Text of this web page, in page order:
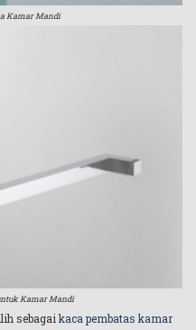
Kamar Mandi
Kamar Mandi
sebagai kaca pembatas kamar